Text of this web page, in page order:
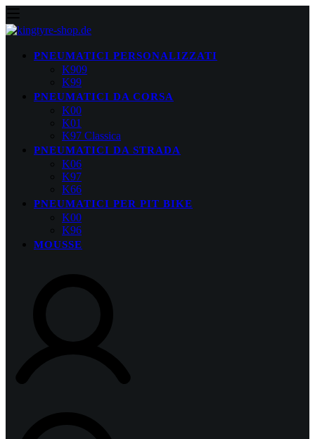
PNEUMATICI PERSONALIZZATI
K909
K99
PNEUMATICI DA CORSA
K00
K01
K97 Classica
PNEUMATICI DA STRADA
K06
K97
K66
PNEUMATICI PER PIT BIKE
K00
K96
MOUSSE